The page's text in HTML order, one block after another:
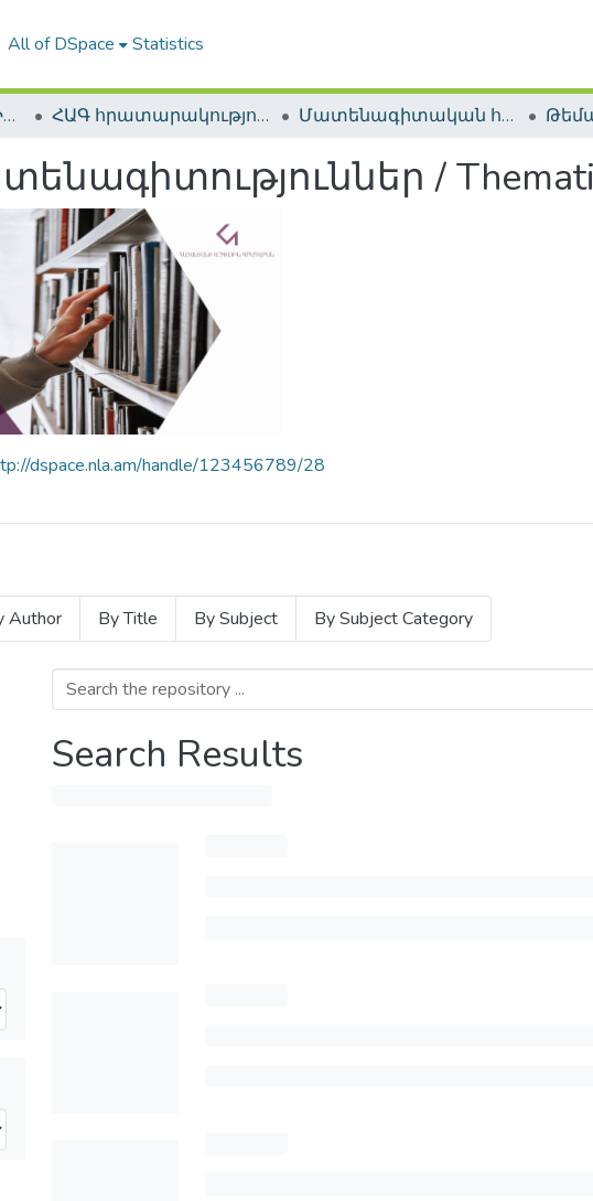
All of DSpace Statistics
ՀԱՅԱՍՏԱՆԻ ԱԶԳԱՅԻՆ ԳՐԱԴԱՐԱՆԻ ԹՎԱՅԻՆ ՊԱՀՈՑ / DIGITAL REPOSITORY OF NLA ՀԱԳ հրատարակություններ / NLA Publications Մատենագիտական հրատարակություններ / Bibliographic publications
/
dspace.nla.am/handle/123456789/28
Author By Title By Subject By Subject Category
Search Results